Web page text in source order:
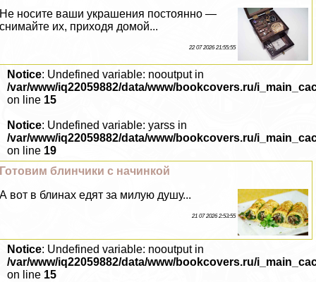
Не носите ваши украшения постоянно —
снимайте их, приходя домой...
22 07 2026 21:55:55
Notice: Undefined variable: nooutput in
/var/www/iq22059882/data/www/bookcovers.ru/
on line 15
Notice: Undefined variable: yarss in
/var/www/iq22059882/data/www/bookcovers.ru/
on line 19
Готовим блинчики с начинкой
А вот в блинах едят за милую душу...
21 07 2026 2:53:55
Notice: Undefined variable: nooutput in
/var/www/iq22059882/data/www/bookcovers.ru/
on line 15